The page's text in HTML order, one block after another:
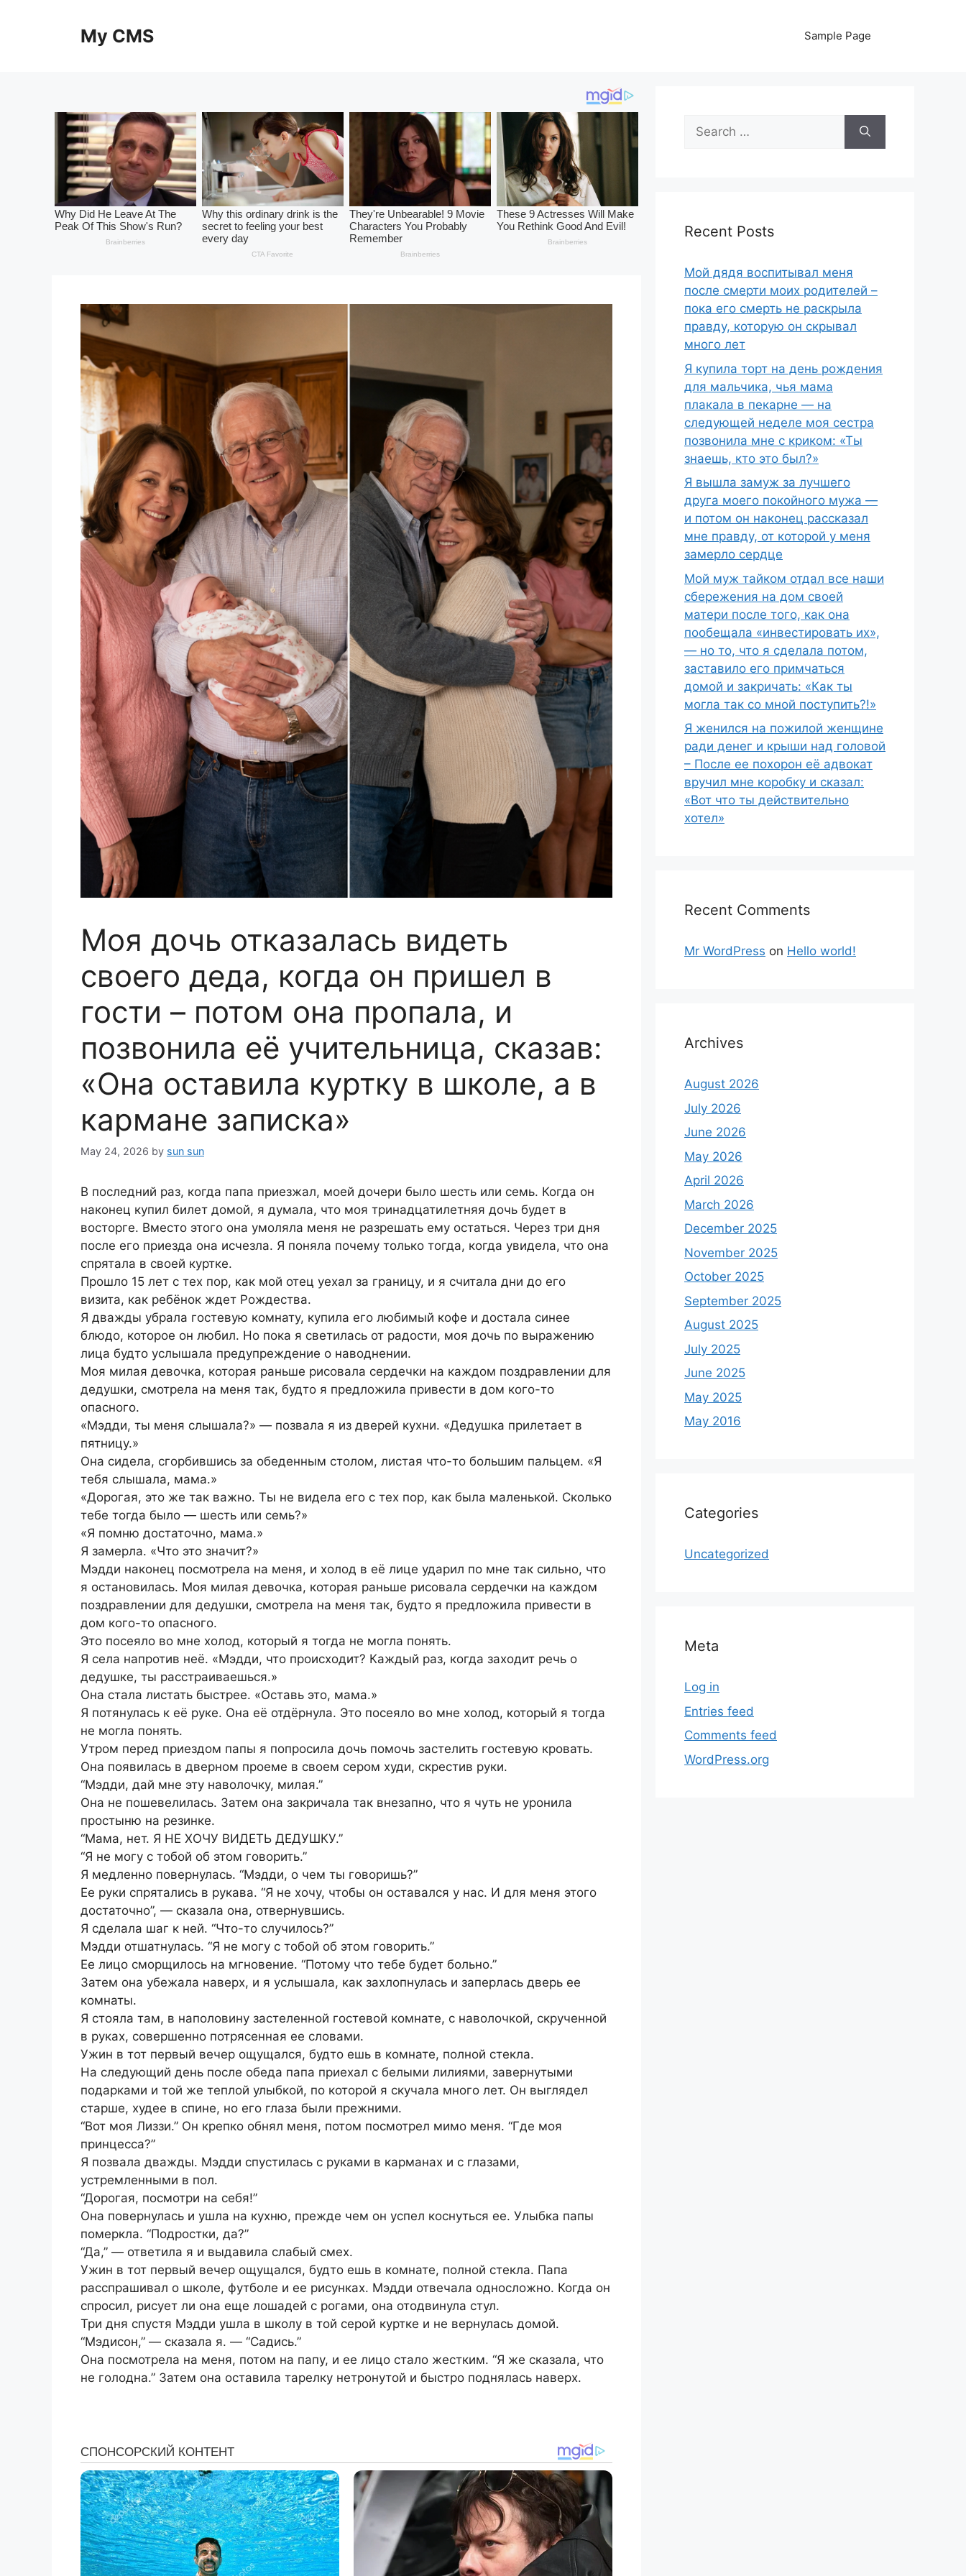
My CMS Sample Page
Моя дочь отказалась видеть
своего деда, когда он пришел в
гости – потом она пропала, и
позвонила её учительница, сказав:
«Она оставила куртку в школе, а в
кармане записка»
May 24, 2026 by sun sun
В последний раз, когда папа приезжал, моей дочери было шесть или семь. Когда он
наконец купил билет домой, я думала, что моя тринадцатилетняя дочь будет в
восторге. Вместо этого она умоляла меня не разрешать ему остаться. Через три дня
после его приезда она исчезла. Я поняла почему только тогда, когда увидела, что она
спрятала в своей куртке.
Прошло 15 лет с тех пор, как мой отец уехал за границу, и я считала дни до его
визита, как ребёнок ждет Рождества.
Я дважды убрала гостевую комнату, купила его любимый кофе и достала синее
блюдо, которое он любил. Но пока я светилась от радости, моя дочь по выражению
лица будто услышала предупреждение о наводнении.
Моя милая девочка, которая раньше рисовала сердечки на каждом поздравлении для
дедушки, смотрела на меня так, будто я предложила привести в дом кого-то
опасного.
«Мэдди, ты меня слышала?» — позвала я из дверей кухни. «Дедушка прилетает в
пятницу.»
Она сидела, сгорбившись за обеденным столом, листая что-то большим пальцем. «Я
тебя слышала, мама.»
«Дорогая, это же так важно. Ты не видела его с тех пор, как была маленькой. Сколько
тебе тогда было — шесть или семь?»
«Я помню достаточно, мама.»
Я замерла. «Что это значит?»
Мэдди наконец посмотрела на меня, и холод в её лице ударил по мне так сильно, что
я остановилась. Моя милая девочка, которая раньше рисовала сердечки на каждом
поздравлении для дедушки, смотрела на меня так, будто я предложила привести в
дом кого-то опасного.
Это посеяло во мне холод, который я тогда не могла понять.
Я села напротив неё. «Мэдди, что происходит? Каждый раз, когда заходит речь о
дедушке, ты расстраиваешься.»
Она стала листать быстрее. «Оставь это, мама.»
Я потянулась к её руке. Она её отдёрнула. Это посеяло во мне холод, который я тогда
не могла понять.
Утром перед приездом папы я попросила дочь помочь застелить гостевую кровать.
Она появилась в дверном проеме в своем сером худи, скрестив руки.
“Мэдди, дай мне эту наволочку, милая.”
Она не пошевелилась. Затем она закричала так внезапно, что я чуть не уронила
простыню на резинке.
“Мама, нет. Я НЕ ХОЧУ ВИДЕТЬ ДЕДУШКУ.”
“Я не могу с тобой об этом говорить.”
Я медленно повернулась. “Мэдди, о чем ты говоришь?”
Ее руки спрятались в рукава. “Я не хочу, чтобы он оставался у нас. И для меня этого
достаточно”, — сказала она, отвернувшись.
Я сделала шаг к ней. “Что-то случилось?”
Мэдди отшатнулась. “Я не могу с тобой об этом говорить.”
Ее лицо сморщилось на мгновение. “Потому что тебе будет больно.”
Затем она убежала наверх, и я услышала, как захлопнулась и заперлась дверь ее
комнаты.
Я стояла там, в наполовину застеленной гостевой комнате, с наволочкой, скрученной
в руках, совершенно потрясенная ее словами.
Ужин в тот первый вечер ощущался, будто ешь в комнате, полной стекла.
На следующий день после обеда папа приехал с белыми лилиями, завернутыми
подарками и той же теплой улыбкой, по которой я скучала много лет. Он выглядел
старше, худее в спине, но его глаза были прежними.
“Вот моя Лиззи.” Он крепко обнял меня, потом посмотрел мимо меня. “Где моя
принцесса?”
Я позвала дважды. Мэдди спустилась с руками в карманах и с глазами,
устремленными в пол.
“Дорогая, посмотри на себя!”
Она повернулась и ушла на кухню, прежде чем он успел коснуться ее. Улыбка папы
померкла. “Подростки, да?”
“Да,” — ответила я и выдавила слабый смех.
Ужин в тот первый вечер ощущался, будто ешь в комнате, полной стекла. Папа
расспрашивал о школе, футболе и ее рисунках. Мэдди отвечала односложно. Когда он
спросил, рисует ли она еще лошадей с рогами, она отодвинула стул.
Три дня спустя Мэдди ушла в школу в той серой куртке и не вернулась домой.
“Мэдисон,” — сказала я. — “Садись.”
Она посмотрела на меня, потом на папу, и ее лицо стало жестким. “Я же сказала, что
не голодна.” Затем она оставила тарелку нетронутой и быстро поднялась наверх.
Search
for:
Recent Posts
Мой дядя воспитывал меня
после смерти моих родителей –
пока его смерть не раскрыла
правду, которую он скрывал
много лет
Я купила торт на день рождения
для мальчика, чья мама
плакала в пекарне — на
следующей неделе моя сестра
позвонила мне с криком: «Ты
знаешь, кто это был?»
Я вышла замуж за лучшего
друга моего покойного мужа —
и потом он наконец рассказал
мне правду, от которой у меня
замерло сердце
Мой муж тайком отдал все наши
сбережения на дом своей
матери после того, как она
пообещала «инвестировать их»,
— но то, что я сделала потом,
заставило его примчаться
домой и закричать: «Как ты
могла так со мной поступить?!»
Я женился на пожилой женщине
ради денег и крыши над головой
– После ее похорон её адвокат
вручил мне коробку и сказал:
«Вот что ты действительно
хотел»
Recent Comments
Mr WordPress on Hello world!
Archives
August 2026
July 2026
June 2026
May 2026
April 2026
March 2026
December 2025
November 2025
October 2025
September 2025
August 2025
July 2025
June 2025
May 2025
May 2016
Categories
Uncategorized
Meta
Log in
Entries feed
Comments feed
WordPress.org